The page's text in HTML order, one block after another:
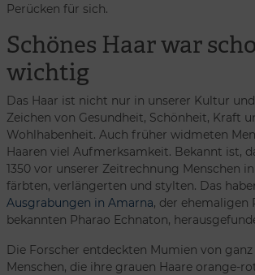
Perücken für sich.
Schönes Haar war
wichtig
Das Haar ist nicht nur in unserer Kultur
Zeichen von Gesundheit, Schönheit, Kraft
Wohlhabenheit. Auch früher widmeten
Haaren viel Aufmerksamkeit. Bekannt ist,
1350 vor unserer Zeitrechnung Menschen
färbten, verlängerten und stylten. Das
Ausgrabungen in Amarna, der ehemaligen
bekannten Pharao Echnaton,
Die Forscher entdeckten Mumien von
Menschen, die ihre grauen Haare orange-